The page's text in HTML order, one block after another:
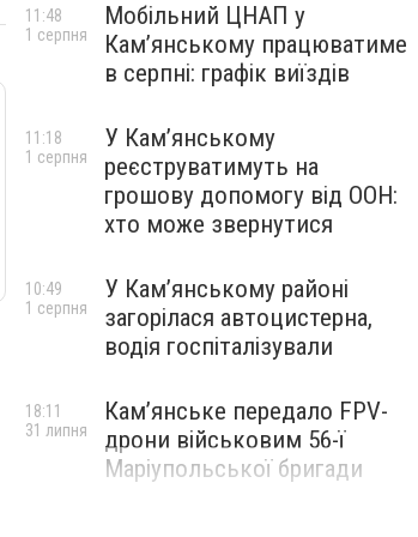
Мобільний ЦНАП у
Кам’янському працюватиме
в серпні: графік виїздів
11:48
1 серпня
У Кам’янському
реєструватимуть на
грошову допомогу від ООН:
хто може звернутися
11:18
1 серпня
У Кам’янському районі
загорілася автоцистерна,
водія госпіталізували
10:49
1 серпня
Кам’янське передало FPV-
дрони військовим 56-ї
Маріупольської бригади
18:11
31 липня